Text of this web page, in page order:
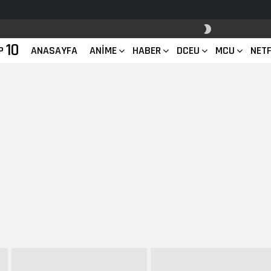
ANAHTARI
10 ANASAYFA ANIME HABER DCEU MCU